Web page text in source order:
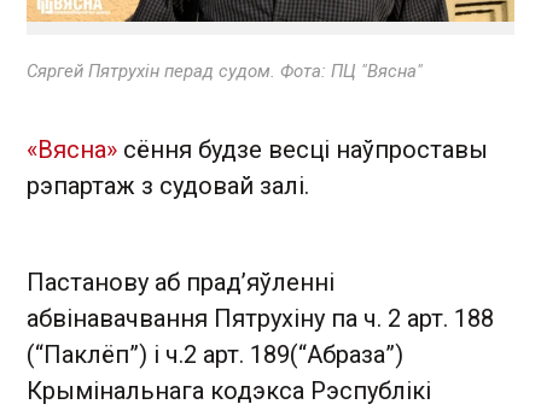
Сяргей Пятрухін перад судом. Фота: ПЦ "Вясна"
«Вясна» сёння будзе весці наўпроставы
рэпартаж з судовай залі.
Пастанову аб прад’яўленні
абвінавачвання Пятрухіну па ч. 2 арт. 188
(“Паклёп”) і ч.2 арт. 189(“Абраза”)
Крымінальнага кодэкса Рэспублікі